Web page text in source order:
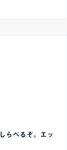
らべるぞ。エッ